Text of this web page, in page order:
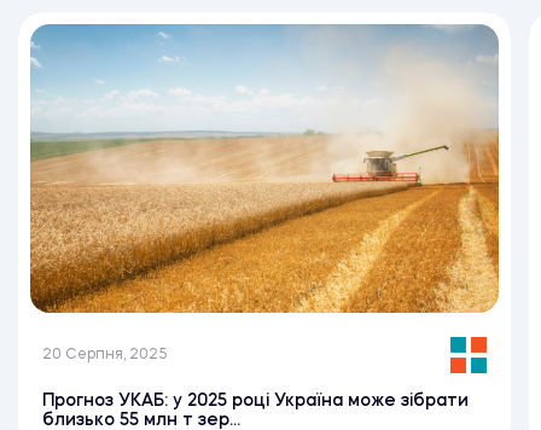
20 Серпня, 2025
Прогноз УКАБ: у 2025 році Україна може зібрати
близько 55 млн т зер...